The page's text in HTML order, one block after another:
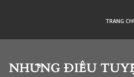
TRANG
NHỮNG ĐIỀU